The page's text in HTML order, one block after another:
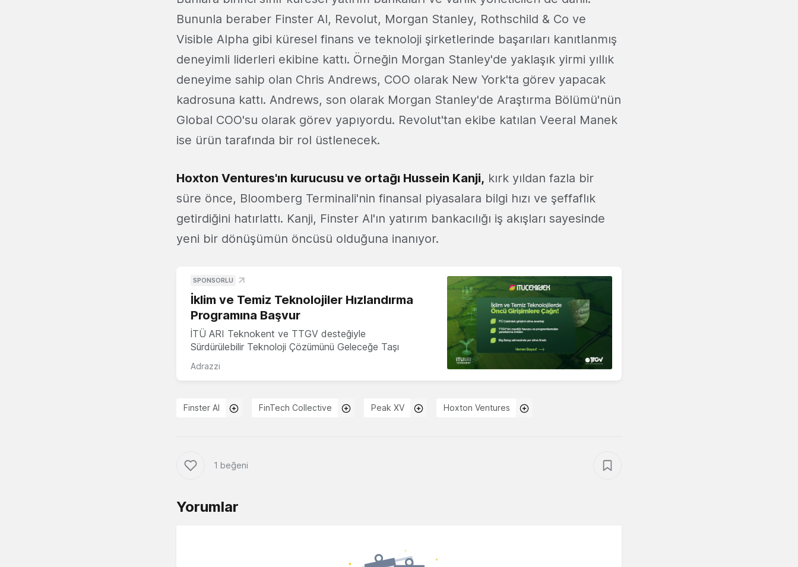
Bununla beraber Finster AI, Revolut, Morgan Stanley, Rothschild & Co ve
Visible Alpha gibi küresel finans ve teknoloji şirketlerinde başarıları kanıtlanmış
deneyimli liderleri ekibine kattı. Örneğin Morgan Stanley'de yaklaşık yirmi yıllık
deneyime sahip olan Chris Andrews, COO olarak New York'ta görev yapacak
kadrosuna kattı. Andrews, son olarak Morgan Stanley'de Araştırma Bölümü'nün
Global COO'su olarak görev yapıyordu. Revolut'tan ekibe katılan Veeral Manek
ise ürün tarafında bir rol üstlenecek.
Hoxton Ventures'ın kurucusu ve ortağı Hussein Kanji, kırk yıldan fazla bir
süre önce, Bloomberg Terminali'nin finansal piyasalara bilgi hızı ve şeffaflık
getirdiğini hatırlattı. Kanji, Finster AI'ın yatırım bankacılığı iş akışları sayesinde
yeni bir dönüşümün öncüsü olduğuna inanıyor.
SPONSORLU
İklim ve Temiz Teknolojiler Hızlandırma
Programına Başvur
İTÜ ARI Teknokent ve TTGV desteğiyle
Sürdürülebilir Teknoloji Çözümünü Geleceğe Taşı
Adrazzi
Finster AI FinTech Collective Peak XV Hoxton Ventures
1 beğeni
Yorumlar